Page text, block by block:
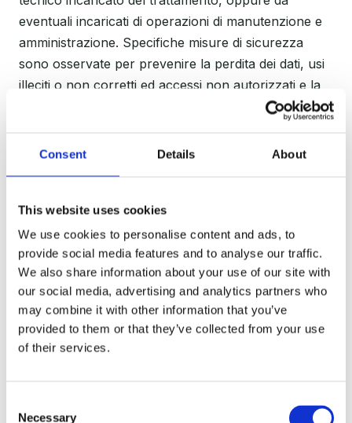
Consent Details About
This website uses cookies
We use cookies to personalise content and ads, to
provide social media features and to analyse our traffic.
We also share information about your use of our site with
our social media, advertising and analytics partners who
may combine it with other information that you’ve
provided to them or that they’ve collected from your use
of their services.
Necessary
eventuali incaricati di operazioni di manutenzione e
amministrazione. Specifiche misure di sicurezza
sono osservate per prevenire la perdita dei dati, usi
illeciti o non corretti ed accessi non autorizzati e la
perdita di riservatezza. La struttura è dotata di
recovery. Sono utilizzati meccanismi specifici di
registrazione, organizzazione, conservazione,
elaborazione, modificazione, cancellazione e
distruzione ovvero la combinazione di due o più di
tali operazioni. In relazione alle sopraindicate
finalità, il trattamento dei dati personali avviene
mediante strumenti manuali, informatici e telematici,
riservatezza dati personali saranno dunque trattati